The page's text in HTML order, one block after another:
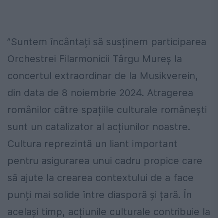
”Suntem încântați să susținem participarea
Orchestrei Filarmonicii Târgu Mureș la
concertul extraordinar de la Musikverein,
din data de 8 noiembrie 2024. Atragerea
românilor către spațiile culturale românești
sunt un catalizator al acțiunilor noastre.
Cultura reprezintă un liant important
pentru asigurarea unui cadru propice care
să ajute la crearea contextului de a face
punți mai solide între diasporă și țară. În
același timp, acțiunile culturale contribuie la